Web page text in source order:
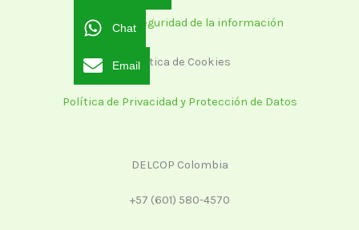
Política de seguridad de la información
Política de Cookies
Política de Privacidad y Protección de Datos
DELCOP Colombia
+57 (601) 580-4570
Chat
Email